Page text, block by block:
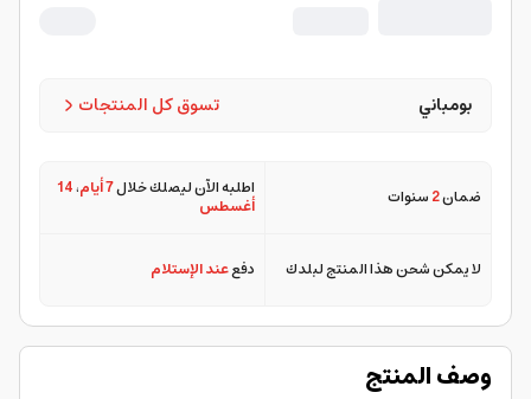
تسوق كل المنتجات بومباني
ضمان2سنوات اطلبه الآن ليصلك خلال7 أيام ،14
أغسطس
لا يمكن شحن هذا المنتج لبلدك دفععند الإستلام
وصف المنتج